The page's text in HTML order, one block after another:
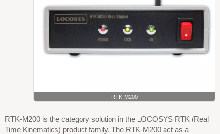
RTK-M200
RTK-M200 is the category solution in the LOCOSYS RTK (Real
Time Kinematics) product family. The RTK-M200 act as a